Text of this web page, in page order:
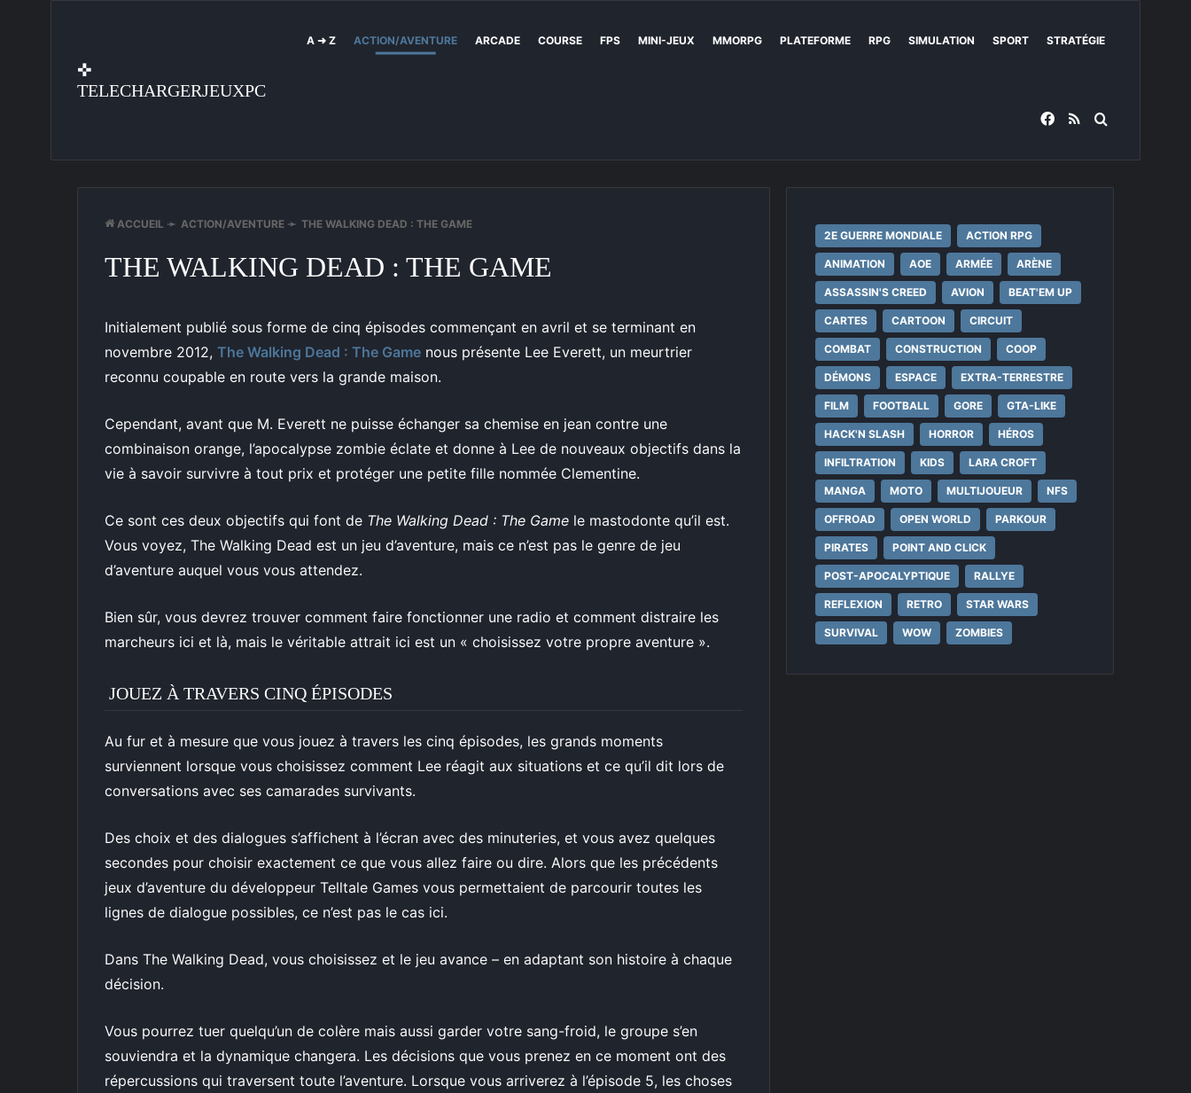
✜
TELECHARGERJEUXPC
A ➜ Z ACTION/AVENTURE ARCADE COURSE FPS MINI-JEUX MMORPG PLATEFORME RPG SIMULATION SPORT STRATÉGIE
Facebook
RSS
ACCUEIL ➛ ACTION/AVENTURE ➛ THE WALKING DEAD : THE GAME
THE WALKING DEAD : THE GAME
Initialement publié sous forme de cinq épisodes commençant en avril et se terminant en
novembre 2012, The Walking Dead : The Game nous présente Lee Everett, un meurtrier
reconnu coupable en route vers la grande maison.
Cependant, avant que M. Everett ne puisse échanger sa chemise en jean contre une
combinaison orange, l’apocalypse zombie éclate et donne à Lee de nouveaux objectifs dans la
vie à savoir survivre à tout prix et protéger une petite fille nommée Clementine.
Ce sont ces deux objectifs qui font de The Walking Dead : The Game le mastodonte qu’il est.
Vous voyez, The Walking Dead est un jeu d’aventure, mais ce n’est pas le genre de jeu
d’aventure auquel vous vous attendez.
Bien sûr, vous devrez trouver comment faire fonctionner une radio et comment distraire les
marcheurs ici et là, mais le véritable attrait ici est un « choisissez votre propre aventure ».
JOUEZ À TRAVERS CINQ ÉPISODES
Au fur et à mesure que vous jouez à travers les cinq épisodes, les grands moments
surviennent lorsque vous choisissez comment Lee réagit aux situations et ce qu’il dit lors de
conversations avec ses camarades survivants.
Des choix et des dialogues s’affichent à l’écran avec des minuteries, et vous avez quelques
secondes pour choisir exactement ce que vous allez faire ou dire. Alors que les précédents
jeux d’aventure du développeur Telltale Games vous permettaient de parcourir toutes les
lignes de dialogue possibles, ce n’est pas le cas ici.
Dans The Walking Dead, vous choisissez et le jeu avance – en adaptant son histoire à chaque
décision.
Vous pourrez tuer quelqu’un de colère mais aussi garder votre sang-froid, le groupe s’en
souviendra et la dynamique changera. Les décisions que vous prenez en ce moment ont des
répercussions qui traversent toute l’aventure. Lorsque vous arriverez à l’épisode 5, les choses
2E GUERRE MONDIALE ACTION RPG
ANIMATION AOE ARMÉE ARÈNE
ASSASSIN'S CREED AVION BEAT'EM UP
CARTES CARTOON CIRCUIT
COMBAT CONSTRUCTION COOP
DÉMONS ESPACE EXTRA-TERRESTRE
FILM FOOTBALL GORE GTA-LIKE
HACK'N SLASH HORROR HÉROS
INFILTRATION KIDS LARA CROFT
MANGA MOTO MULTIJOUEUR NFS
OFFROAD OPEN WORLD PARKOUR
PIRATES POINT AND CLICK
POST-APOCALYPTIQUE RALLYE
REFLEXION RETRO STAR WARS
SURVIVAL WOW ZOMBIES